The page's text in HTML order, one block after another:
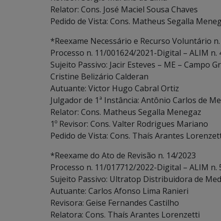
Relator: Cons. José Maciel Sousa Chaves
Pedido de Vista: Cons. Matheus Segalla
*Reexame Necessário e Recurso Voluntário
Processo n. 11/001624/2021-Digital – ALIM n.
Sujeito Passivo: Jacir Esteves – ME – Campo
Cristine Belizário Calderan
Autuante: Victor Hugo Cabral Ortiz
Julgador de 1ª Instância: Antônio Carlos de
Relator: Cons. Matheus Segalla Menegaz
1º Revisor: Cons. Valter Rodrigues Mariano
Pedido de Vista: Cons. Thaís Arantes
*Reexame do Ato de Revisão n. 14/2023
Processo n. 11/017712/2022-Digital – ALIM n.
Sujeito Passivo: Ultratop Distribuidora de
Autuante: Carlos Afonso Lima Ranieri
Revisora: Geise Fernandes Castilho
Relatora: Cons. Thaís Arantes Lorenzetti